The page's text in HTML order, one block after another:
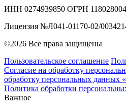
ИНН 0274939850 ОГРН
Лицензия №Л041-01170-02/
©2026 Все права защищены
Пользовательское соглашение
Согласие на обработку
обработку персональных данных
Политика обработки
Важное